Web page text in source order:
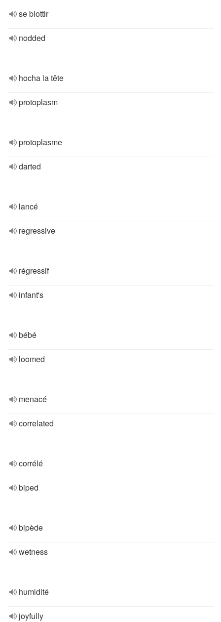
se blottir
nodded
hocha la tête
protoplasm
protoplasme
darted
lancé
regressive
régressif
infant's
bébé
loomed
menacé
correlated
corrélé
biped
bipède
wetness
humidité
joyfully